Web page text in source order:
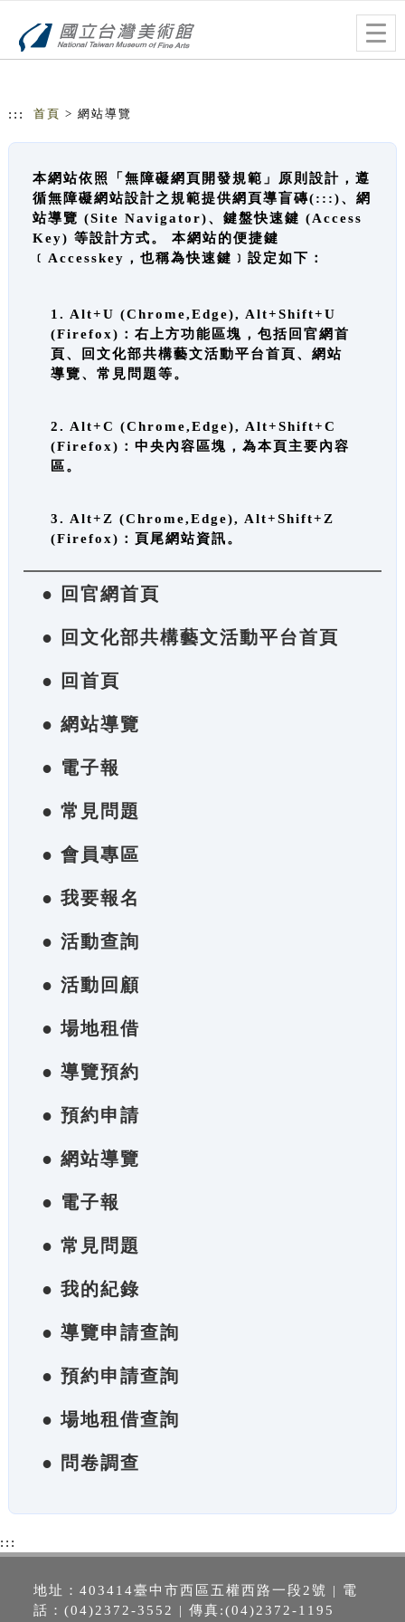
::: 首頁 > 網站導覽
本網站依照「無障礙網頁開發規範」原則設計，遵
循無障礙網站設計之規範提供網頁導盲磚(:::)、網
站導覽 (Site Navigator)、鍵盤快速鍵 (Access
Key) 等設計方式。 本網站的便捷鍵
﹝Accesskey，也稱為快速鍵﹞設定如下：
1. Alt+U (Chrome,Edge), Alt+Shift+U
(Firefox)：右上方功能區塊，包括回官網首
頁、回文化部共構藝文活動平台首頁、網站
導覽、常見問題等。
2. Alt+C (Chrome,Edge), Alt+Shift+C
(Firefox)：中央內容區塊，為本頁主要內容
區。
3. Alt+Z (Chrome,Edge), Alt+Shift+Z
(Firefox)：頁尾網站資訊。
● 回官網首頁
● 回文化部共構藝文活動平台首頁
● 回首頁
● 網站導覽
● 電子報
● 常見問題
● 會員專區
● 我要報名
● 活動查詢
● 活動回顧
● 場地租借
● 導覽預約
● 預約申請
● 網站導覽
● 電子報
● 常見問題
● 我的紀錄
● 導覽申請查詢
● 預約申請查詢
● 場地租借查詢
● 問卷調查
:::
地址：403414臺中市西區五權西路一段2號 | 電
話：(04)2372-3552 | 傳真:(04)2372-1195